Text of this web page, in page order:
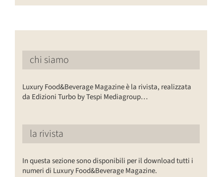
chi siamo
Luxury Food&Beverage Magazine è la rivista, realizzata
da Edizioni Turbo by Tespi Mediagroup…
la rivista
In questa sezione sono disponibili per il download tutti i
numeri di Luxury Food&Beverage Magazine.